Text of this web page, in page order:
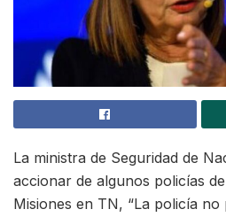
La ministra de Seguridad de
accionar de algunos policías
Misiones en TN, “La policía